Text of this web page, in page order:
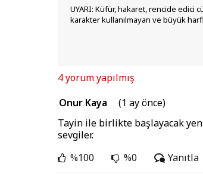
UYARI: Küfür, hakaret, rencide edici
karakter kullanılmayan ve büyük
4 yorum yapılmış
Onur Kaya
(1 ay önce)
Tayin ile birlikte başlayacak
sevgiler.
%100
%0 Yanıtla